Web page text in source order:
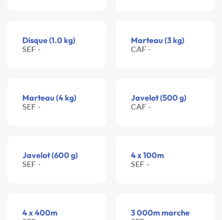
Disque (1.0 kg)
SEF -
Marteau (3 kg)
CAF -
Marteau (4 kg)
SEF -
Javelot (500 g)
CAF -
Javelot (600 g)
SEF -
4 x 100m
SEF -
4 x 400m 3 000m marche